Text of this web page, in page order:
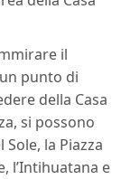
il
punto di
della Casa
si possono
la Piazza
l’Intihuatana e